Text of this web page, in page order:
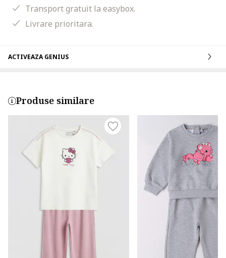
Transport gratuit la easybox.
Livrare prioritara.
ACTIVEAZA GENIUS
Produse similare